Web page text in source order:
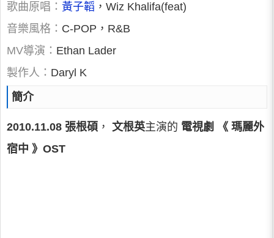
歌曲原唱： 黃子韜 ，Wiz Khalifa(feat)
音樂風格： C-POP，R&B
MV導演： Ethan Lader
製作人： Daryl K
簡介
2010.11.08 張根碩 ， 文根英主演的 電視劇 《 瑪麗外
宿中 》OST